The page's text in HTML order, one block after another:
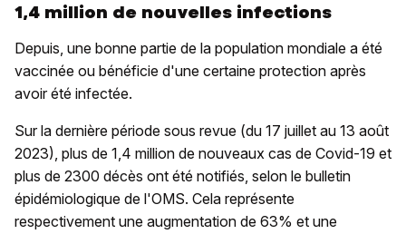
1,4 million de nouvelles infections
Depuis, une bonne partie de la population mondiale a été
vaccinée ou bénéficie d'une certaine protection après
avoir été infectée.
Sur la dernière période sous revue (du 17 juillet au 13 août
2023), plus de 1,4 million de nouveaux cas de Covid-19 et
plus de 2300 décès ont été notifiés, selon le bulletin
épidémiologique de l'OMS. Cela représente
respectivement une augmentation de 63% et une